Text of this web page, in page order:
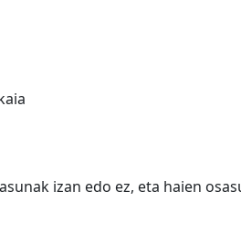
izan edo ez, eta haien